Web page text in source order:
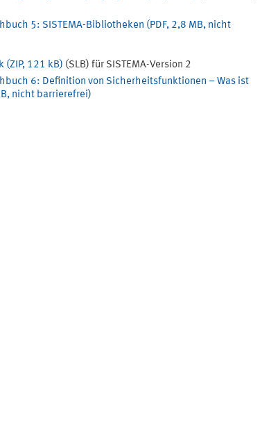
5: SISTEMA-Bibliotheken (PDF, 2,8 MB, nicht
121 kB) (SLB) für SISTEMA-Version 2
6: Definition von Sicherheitsfunktionen – Was ist
nicht barrierefrei)